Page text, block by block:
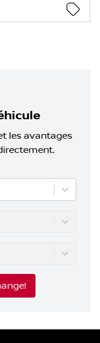
les avantages